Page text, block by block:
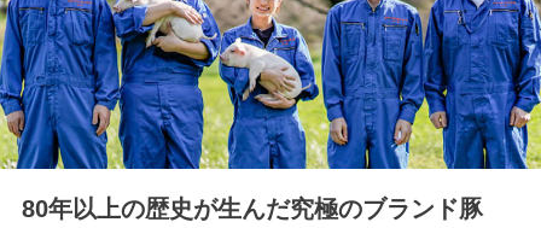
80年以上の歴史が生んだ究極のブランド豚